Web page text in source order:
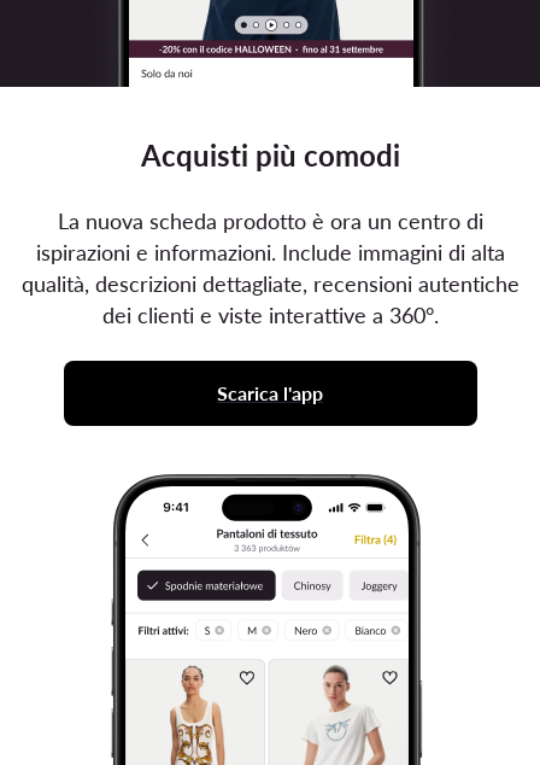
Acquisti più comodi
La nuova scheda prodotto è ora un centro di
ispirazioni e informazioni. Include immagini di alta
qualità, descrizioni dettagliate, recensioni autentiche
dei clienti e viste interattive a 360°.
Scarica l'app